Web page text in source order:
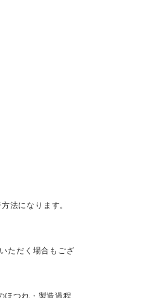
法になります。
ただく場合もござ
ほつれ・製造過程